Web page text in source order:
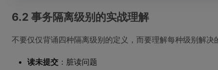
6.2 事务隔离级别的实战理解
不要仅仅背诵四种隔离级别的定义，而要理解每种级别解决
读未提交 ：脏读问题